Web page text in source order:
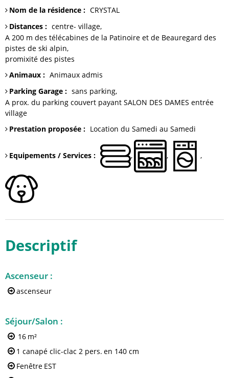
Nom de la résidence : CRYSTAL
Distances : centre- village
A 200 m des télécabines de la Patinoire et de Beauregard des
pistes de ski alpin
promixité des pistes
Animaux : Animaux admis
Parking Garage : sans parking
A prox. du parking couvert payant SALON DES DAMES entrée
village
Prestation proposée : Location du Samedi au Samedi
Equipements / Services :
Descriptif
Ascenseur :
ascenseur
Séjour/Salon :
16 m²
1 canapé clic-clac 2 pers. en 140 cm
Fenêtre EST